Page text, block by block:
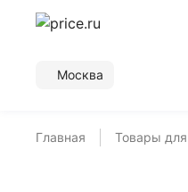
Москва
Главная Товары